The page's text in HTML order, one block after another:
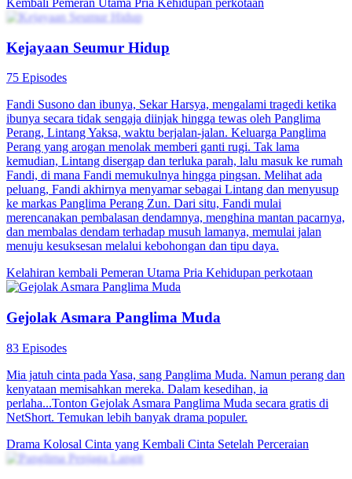
Kejayaan Seumur Hidup
75 Episodes
Fandi Susono dan ibunya, Sekar Harsya, mengalami tragedi ketika
ibunya secara tidak sengaja diinjak hingga tewas oleh Panglima
Perang, Lintang Yaksa, waktu berjalan-jalan. Keluarga Panglima
Perang yang arogan menolak memberi ganti rugi. Tak lama
kemudian, Lintang disergap dan terluka parah, lalu masuk ke rumah
Fandi, di mana Fandi memukulnya hingga pingsan. Melihat ada
peluang, Fandi akhirnya menyamar sebagai Lintang dan menyusup
ke markas Panglima Perang Zun. Dari situ, Fandi mulai
merencanakan pembalasan dendamnya, menghina mantan pacarnya,
dan membalas dendam terhadap musuh lamanya, memulai jalan
menuju kesuksesan melalui kebohongan dan tipu daya.
Kelahiran kembali Pemeran Utama Pria Kehidupan perkotaan
Gejolak Asmara Panglima Muda
83 Episodes
Mia jatuh cinta pada Yasa, sang Panglima Muda. Namun perang dan
kenyataan memisahkan mereka. Dalam kesedihan, ia
perlaha...Tonton Gejolak Asmara Panglima Muda secara gratis di
NetShort. Temukan lebih banyak drama populer.
Drama Kolosal Cinta yang Kembali Cinta Setelah Perceraian